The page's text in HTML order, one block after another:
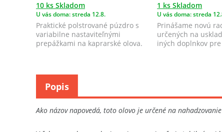
10 ks Skladom
U vás doma: streda 12.8.
Praktické polstrované púzdro s
variabilne nastaviteľnými
prepážkami na kaprarské olova.
1 ks Skladom
U vás doma: streda
Prinášame novú
určených na
iných doplnkov
Ako názov napovedá, toto olovo je určené na
Popis